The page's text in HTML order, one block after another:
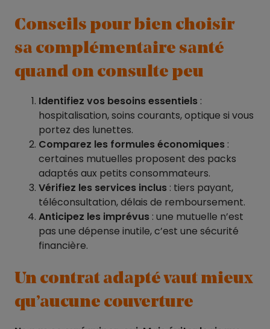
Conseils pour bien choisir
sa complémentaire santé
quand on consulte peu
Identifiez vos besoins essentiels :
hospitalisation, soins courants, optique si vous
portez des lunettes.
Comparez les formules économiques :
certaines mutuelles proposent des packs
adaptés aux petits consommateurs.
Vérifiez les services inclus : tiers payant,
téléconsultation, délais de remboursement.
Anticipez les imprévus : une mutuelle n’est
pas une dépense inutile, c’est une sécurité
financière.
Un contrat adapté vaut mieux
qu’aucune couverture